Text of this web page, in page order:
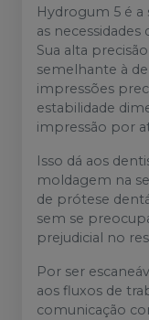
Hydrogum 5 é a
as
Sua alta
semelhante à
impressões
estabilidade
impressão por
Isso dá aos
moldagem na
de prótese
sem se
prejudicial no
Por ser
aos fluxos de
comunicação